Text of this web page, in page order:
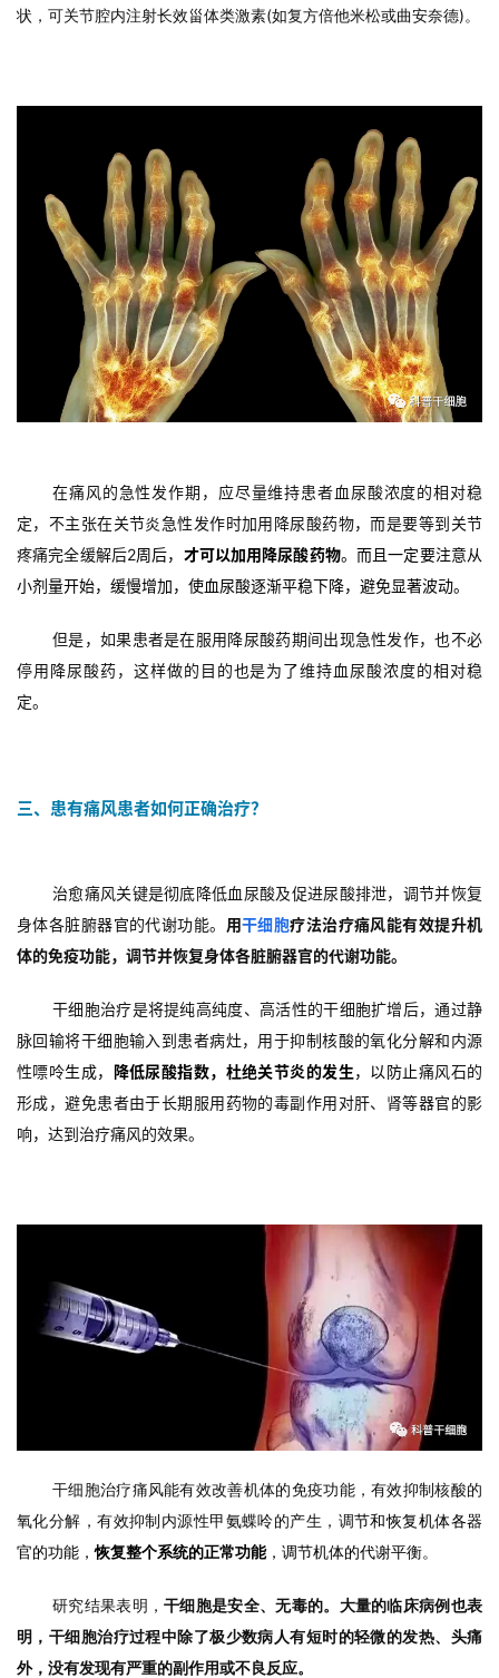
生
于
我
登录
状，可关节腔内注射长效甾体类激素(如复方倍他米松或曲安奈德)。
在痛风的急性发作期，应尽量维持患者血尿酸浓度的相对稳
定，不主张在关节炎急性发作时加用降尿酸药物，而是要等到关节
疼痛完全缓解后2周后， 才可以加用降尿酸药物。而且一定要注意从
小剂量开始，缓慢增加，使血尿酸逐渐平稳下降，避免显著波动。
但是，如果患者是在服用降尿酸药期间出现急性发作，也不必
停用降尿酸药，这样做的目的也是为了维持血尿酸浓度的相对稳
定。
三、患有痛风患者如何正确治疗？
治愈痛风关键是彻底降低血尿酸及促进尿酸排泄，调节并恢复
身体各脏腑器官的代谢功能。 用干细胞疗法治疗痛风能有效提升机
体的免疫功能，调节并恢复身体各脏腑器官的代谢功能。
干细胞治疗是将提纯高纯度、高活性的干细胞扩增后，通过静
脉回输将干细胞输入到患者病灶，用于抑制核酸的氧化分解和内源
性嘌呤生成， 降低尿酸指数，杜绝关节炎的发生，以防止痛风石的
形成，避免患者由于长期服用药物的毒副作用对肝、肾等器官的影
响，达到治疗痛风的效果。
干细胞治疗痛风能有效改善机体的免疫功能，有效抑制核酸的
氧化分解，有效抑制内源性甲氨蝶呤的产生，调节和恢复机体各器
官的功能，恢复整个系统的正常功能，调节机体的代谢平衡。
研究结果表明，干细胞是安全、无毒的。大量的临床病例也表
明，干细胞治疗过程中除了极少数病人有短时的轻微的发热、头痛
外，没有发现有严重的副作用或不良反应。